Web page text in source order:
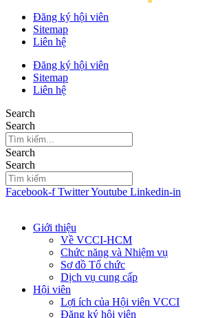
Đăng ký hội viên
Sitemap
Liên hệ
Đăng ký hội viên
Sitemap
Liên hệ
Search
Search
Search
Search
Facebook-f TwitterYoutube Linkedin-in
Giới thiệu
Về VCCI-HCM
Chức năng và Nhiệm vụ
Sơ đồ Tổ chức
Dịch vụ cung cấp
Hội viên
Lợi ích của Hội viên VCCI
Đăng ký hội viên